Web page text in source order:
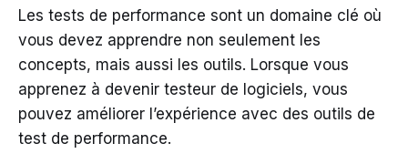
Les tests de performance sont un domaine clé où
vous devez apprendre non seulement les
concepts, mais aussi les outils. Lorsque vous
apprenez à devenir testeur de logiciels, vous
pouvez améliorer l’expérience avec des outils de
test de performance.